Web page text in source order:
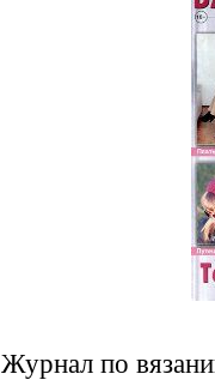
Журнал по